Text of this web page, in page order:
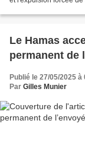
Le Hamas
permanent de
Publié le 27/05/2025 à
Par Gilles Munier